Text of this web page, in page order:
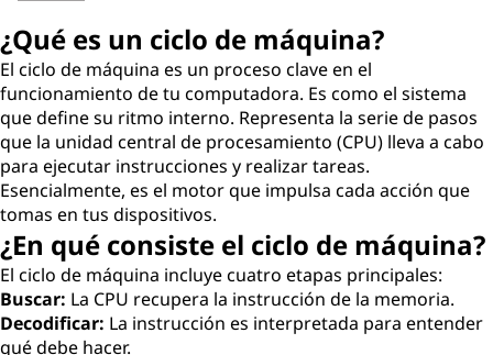
¿Qué es un ciclo de máquina?
El ciclo de máquina es un proceso clave en el
funcionamiento de tu computadora. Es como el sistema
que define su ritmo interno. Representa la serie de pasos
que la unidad central de procesamiento (CPU) lleva a cabo
para ejecutar instrucciones y realizar tareas.
Esencialmente, es el motor que impulsa cada acción que
tomas en tus dispositivos.
¿En qué consiste el ciclo de máquina?
El ciclo de máquina incluye cuatro etapas principales:
Buscar: La CPU recupera la instrucción de la memoria.
Decodificar: La instrucción es interpretada para entender
qué debe hacer.